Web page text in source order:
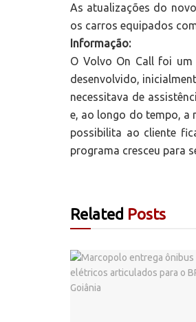
As atualizações do
os carros equipados
Informação:
O Volvo On Call foi um
desenvolvido,
necessitava de
e, ao longo do tempo, a
possibilita ao cliente
programa cresceu para
Related Posts